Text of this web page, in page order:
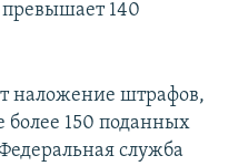
140
наложение штрафов,
более 150 поданных
служба